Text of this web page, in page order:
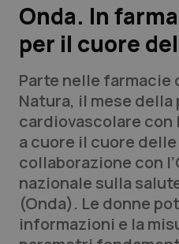
Lavoro e Professioni
Scienza e Farmaci
Studi e Analisi
Lettere al direttore
Edizioni Regionali
Onda. In
per il cuore
Parte nelle farmacie
Natura, il mese
cardiovascolare con
a cuore il cuore delle
collaborazione con
nazionale sulla
(Onda). Le donne
informazioni e la